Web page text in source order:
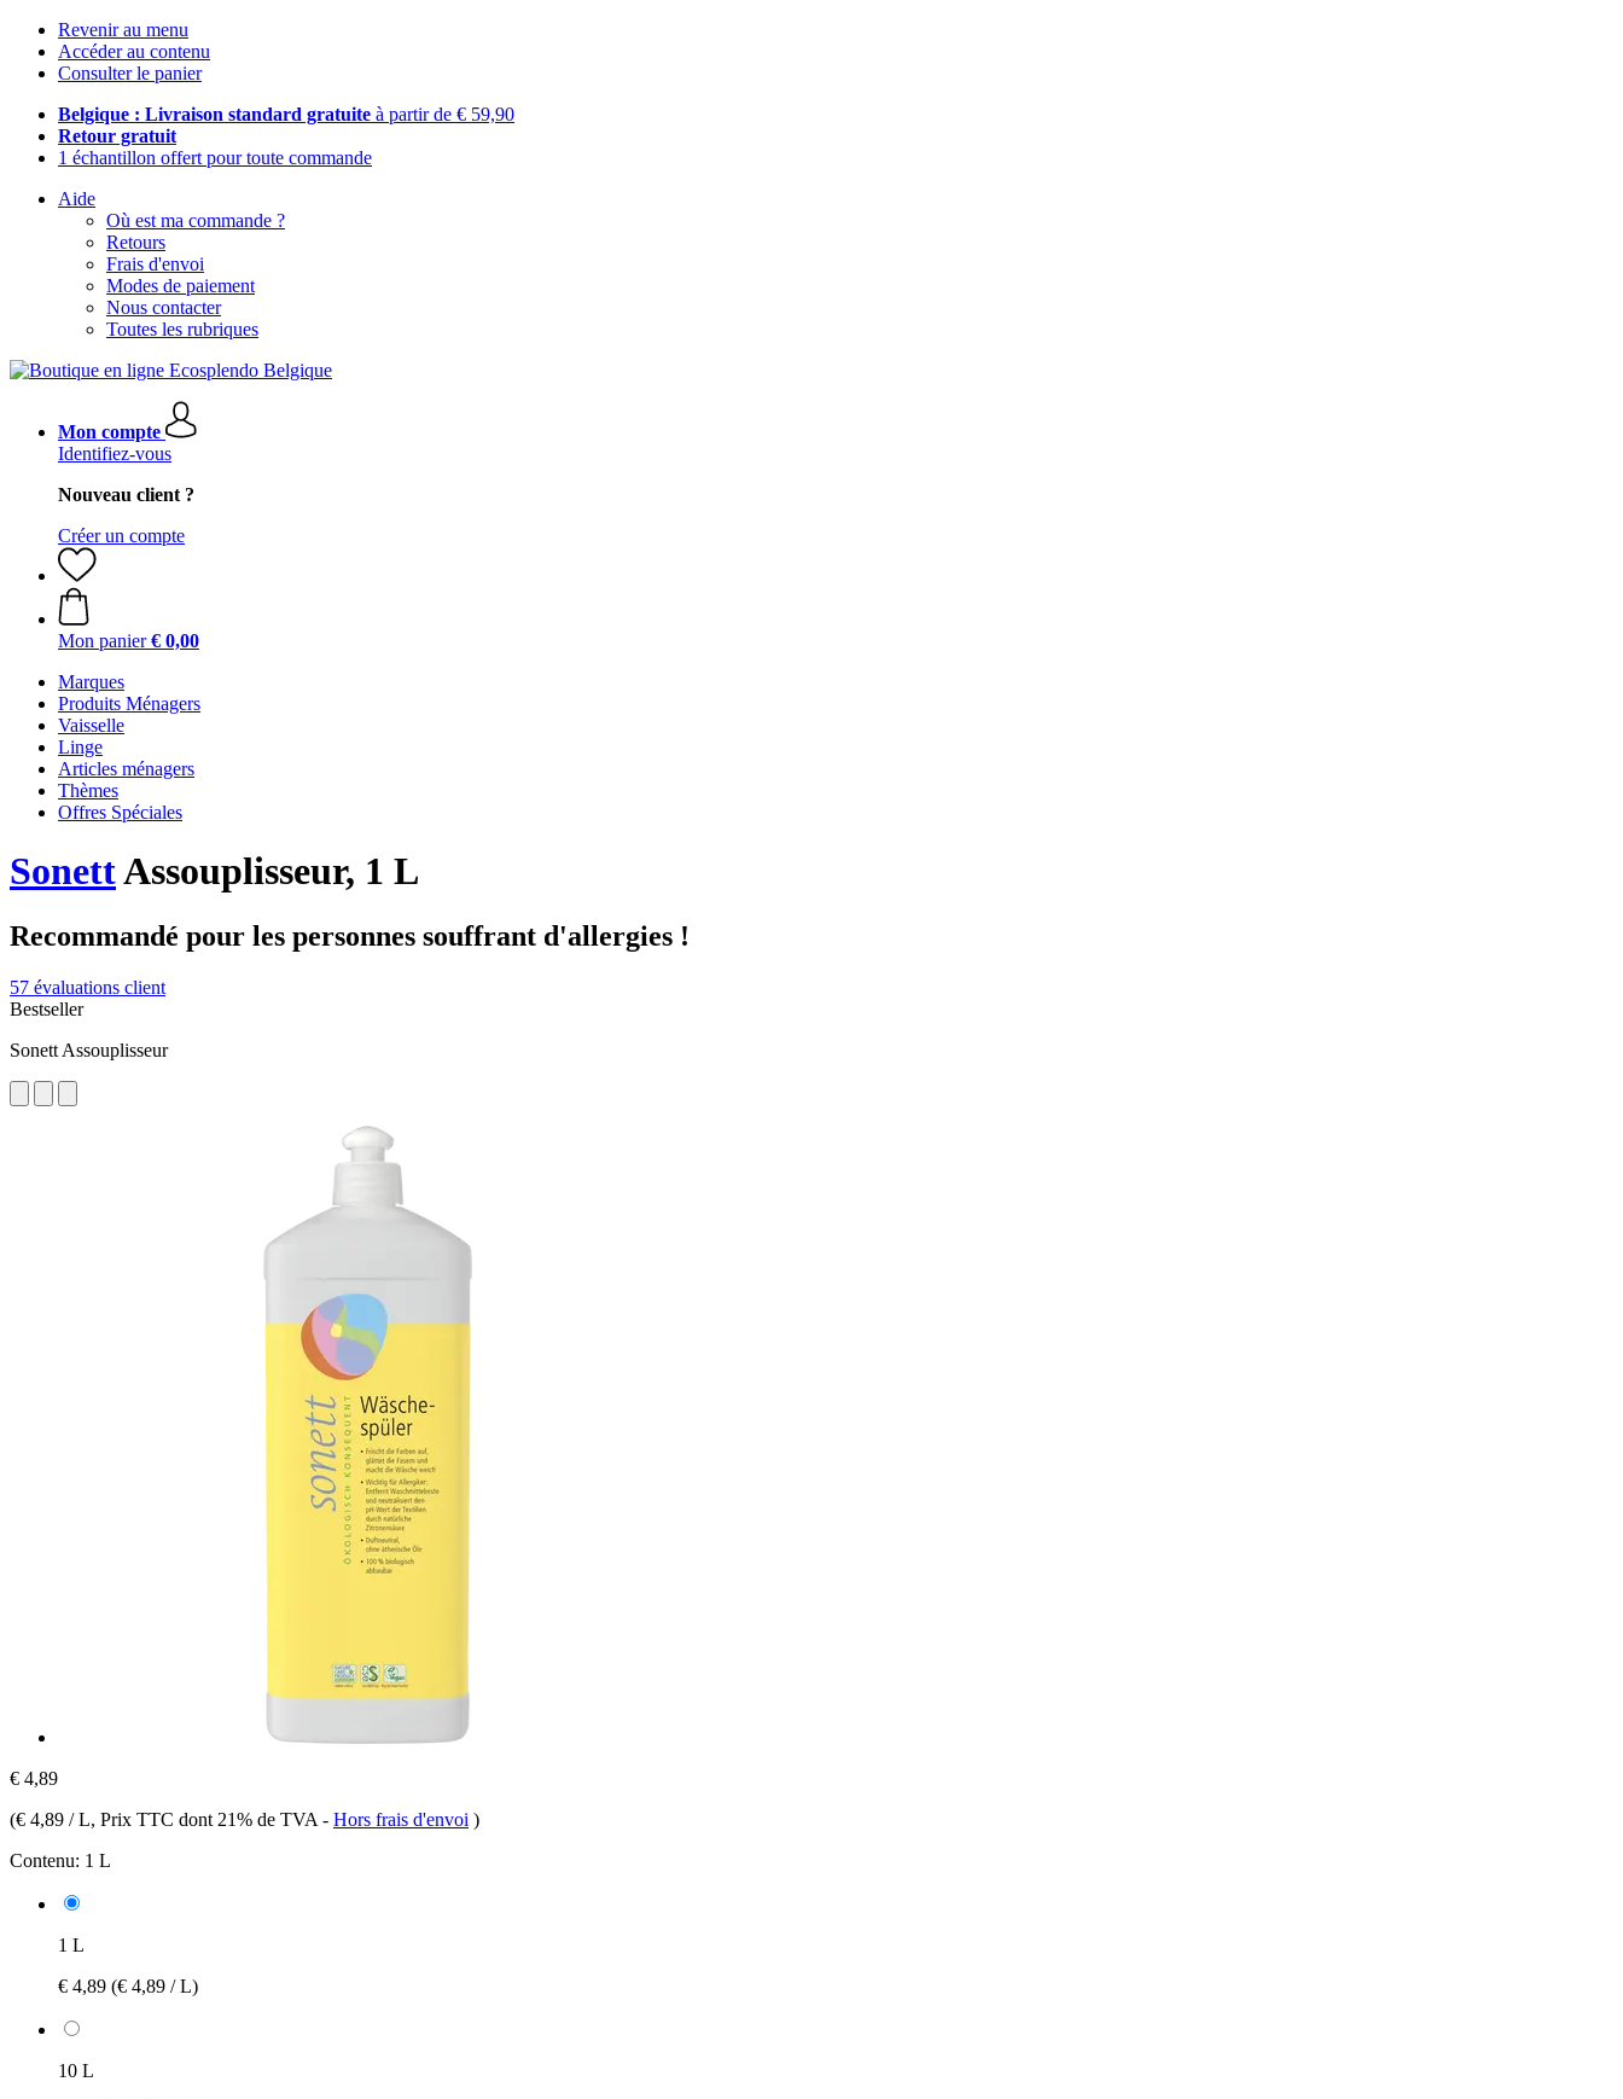
Revenir au menu
Accéder au contenu
Consulter le panier
Belgique : Livraison standard gratuite à partir de € 59,90
Retour gratuit
1 échantillon offert pour toute commande
Aide
Où est ma commande ?
Retours
Frais d'envoi
Modes de paiement
Nous contacter
Toutes les rubriques
Mon compte
Identifiez-vous
Nouveau client ?
Créer un compte
Mon panier € 0,00
Marques
Produits Ménagers
Vaisselle
Linge
Articles ménagers
Thèmes
Offres Spéciales
SonettAssouplisseur, 1 L
Recommandé pour les personnes souffrant d'allergies !
57 évaluations client
Bestseller
Sonett Assouplisseur
€ 4,89
(€ 4,89 / L, Prix TTC dont 21% de TVA - Hors frais d'envoi )
Contenu: 1 L
1 L
€ 4,89 (€ 4,89 / L)
10 L